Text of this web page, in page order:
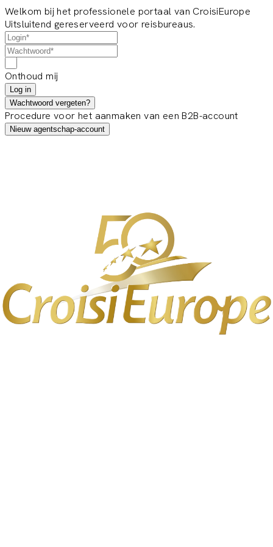
Welkom bij het professionele portaal van CroisiEurope
Uitsluitend gereserveerd voor reisbureaus.
Onthoud mij
Log in
Wachtwoord vergeten?
Procedure voor het aanmaken van een B2B-account
Nieuw agentschap-account